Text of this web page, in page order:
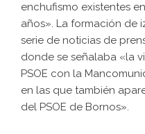
enchufismo existentes
años». La formación de
serie de noticias de
donde se señalaba «la
PSOE con la
en las que también
del PSOE de Bornos».